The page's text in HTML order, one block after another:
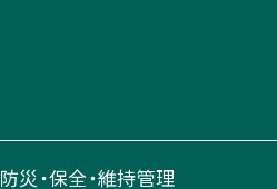
防災・保全・維持管理